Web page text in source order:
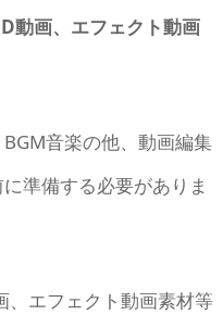
動画、エフェクト動画
音楽の他、動画編集
準備する必要がありま
、エフェクト動画素材等